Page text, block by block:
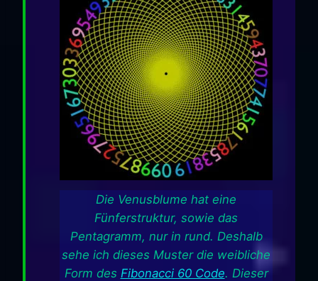
Die Venusblume hat eine
Fünferstruktur, sowie das
Pentagramm, nur in rund. Deshalb
sehe ich dieses Muster die weibliche
Form des Fibonacci 60 Code. Dieser